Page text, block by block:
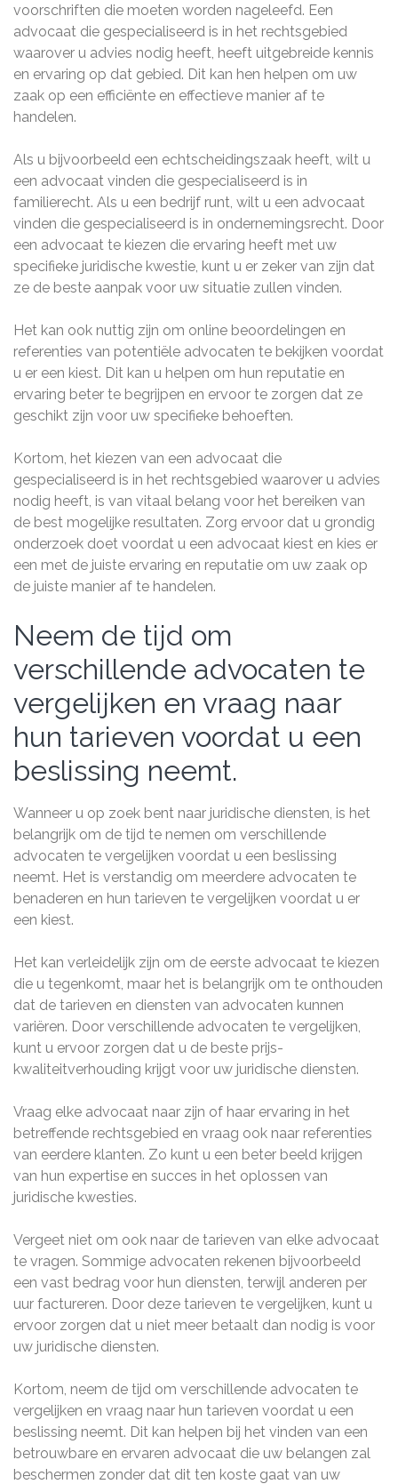
voorschriften die moeten worden nageleefd. Een
advocaat die gespecialiseerd is in het rechtsgebied
waarover u advies nodig heeft, heeft uitgebreide kennis
en ervaring op dat gebied. Dit kan hen helpen om uw
zaak op een efficiënte en effectieve manier af te
handelen.
Als u bijvoorbeeld een echtscheidingszaak heeft, wilt u
een advocaat vinden die gespecialiseerd is in
familierecht. Als u een bedrijf runt, wilt u een advocaat
vinden die gespecialiseerd is in ondernemingsrecht. Door
een advocaat te kiezen die ervaring heeft met uw
specifieke juridische kwestie, kunt u er zeker van zijn dat
ze de beste aanpak voor uw situatie zullen vinden.
Het kan ook nuttig zijn om online beoordelingen en
referenties van potentiële advocaten te bekijken voordat
u er een kiest. Dit kan u helpen om hun reputatie en
ervaring beter te begrijpen en ervoor te zorgen dat ze
geschikt zijn voor uw specifieke behoeften.
Kortom, het kiezen van een advocaat die
gespecialiseerd is in het rechtsgebied waarover u advies
nodig heeft, is van vitaal belang voor het bereiken van
de best mogelijke resultaten. Zorg ervoor dat u grondig
onderzoek doet voordat u een advocaat kiest en kies er
een met de juiste ervaring en reputatie om uw zaak op
de juiste manier af te handelen.
Neem de tijd om
verschillende advocaten te
vergelijken en vraag naar
hun tarieven voordat u een
beslissing neemt.
Wanneer u op zoek bent naar juridische diensten, is het
belangrijk om de tijd te nemen om verschillende
advocaten te vergelijken voordat u een beslissing
neemt. Het is verstandig om meerdere advocaten te
benaderen en hun tarieven te vergelijken voordat u er
een kiest.
Het kan verleidelijk zijn om de eerste advocaat te kiezen
die u tegenkomt, maar het is belangrijk om te onthouden
dat de tarieven en diensten van advocaten kunnen
variëren. Door verschillende advocaten te vergelijken,
kunt u ervoor zorgen dat u de beste prijs-
kwaliteitverhouding krijgt voor uw juridische diensten.
Vraag elke advocaat naar zijn of haar ervaring in het
betreffende rechtsgebied en vraag ook naar referenties
van eerdere klanten. Zo kunt u een beter beeld krijgen
van hun expertise en succes in het oplossen van
juridische kwesties.
Vergeet niet om ook naar de tarieven van elke advocaat
te vragen. Sommige advocaten rekenen bijvoorbeeld
een vast bedrag voor hun diensten, terwijl anderen per
uur factureren. Door deze tarieven te vergelijken, kunt u
ervoor zorgen dat u niet meer betaalt dan nodig is voor
uw juridische diensten.
Kortom, neem de tijd om verschillende advocaten te
vergelijken en vraag naar hun tarieven voordat u een
beslissing neemt. Dit kan helpen bij het vinden van een
betrouwbare en ervaren advocaat die uw belangen zal
beschermen zonder dat dit ten koste gaat van uw